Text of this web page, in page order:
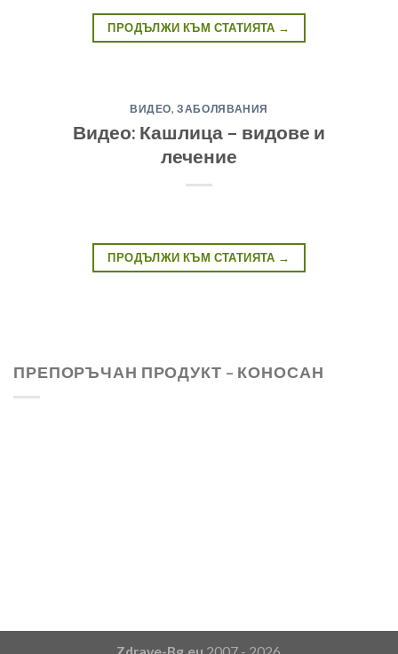
ПРОДЪЛЖИ КЪМ СТАТИЯТА →
ВИДЕО,ЗАБОЛЯВАНИЯ
Видео: Кашлица – видове и
лечение
ПРОДЪЛЖИ КЪМ СТАТИЯТА →
ПРЕПОРЪЧАН ПРОДУКТ – КОНОСАН